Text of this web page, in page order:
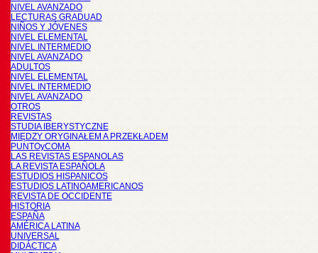
NIVEL AVANZADO
LECTURAS GRADUAD
NIÑOS Y JÓVENES
NIVEL ELEMENTAL
NIVEL INTERMEDIO
NIVEL AVANZADO
ADULTOS
NIVEL ELEMENTAL
NIVEL INTERMEDIO
NIVEL AVANZADO
OTROS
REVISTAS
STUDIA IBERYSTYCZNE
MIĘDZY ORYGINAŁEM A PRZEKŁADEM
PUNTOyCOMA
LAS REVISTAS ESPANOLAS
LA REVISTA ESPAÑOLA
ESTUDIOS HISPANICOS
ESTUDIOS LATINOAMERICANOS
REVISTA DE OCCIDENTE
HISTORIA
ESPAÑA
AMÉRICA LATINA
UNIVERSAL
DIDÁCTICA